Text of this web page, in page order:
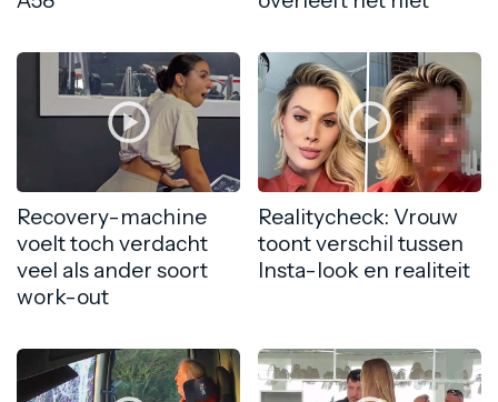
Recovery-machine
voelt toch verdacht
veel als ander soort
work-out
Realitycheck: Vrouw
toont verschil tussen
Insta-look en realiteit